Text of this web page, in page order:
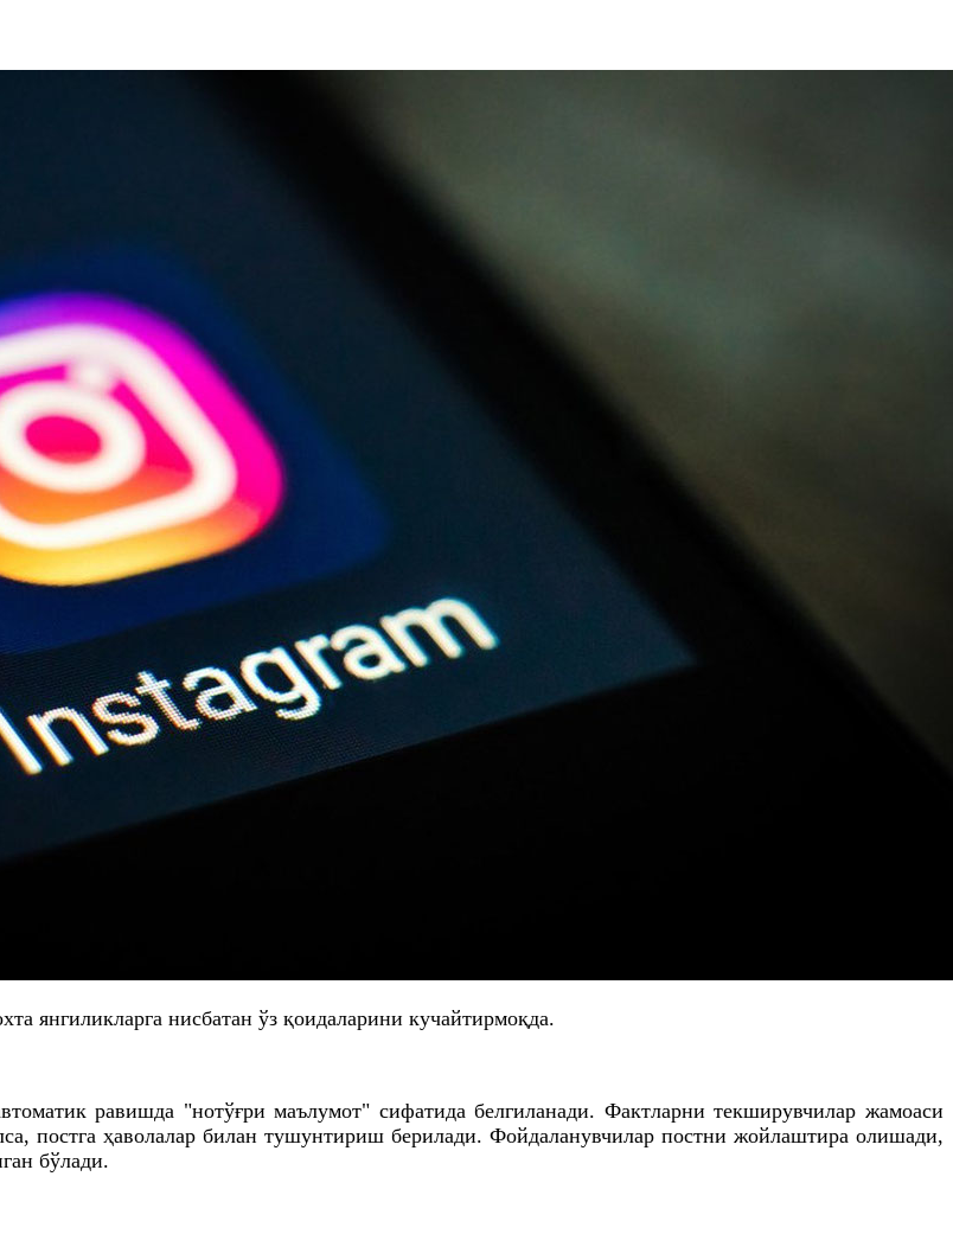
янгиликларга нисбатан ўз қоидаларини кучайтирмоқда.
равишда "нотўғри маълумот" сифатида белгиланади. Фактларни текширувчилар жамоаси
постга ҳаволалар билан тушунтириш берилади. Фойдаланувчилар постни жойлаштира олишади,
бўлади.